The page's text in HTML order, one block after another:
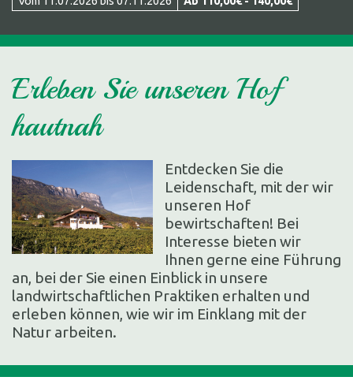
Erleben Sie unseren Hof
hautnah
Entdecken Sie die
Leidenschaft, mit der wir
unseren Hof
bewirtschaften! Bei
Interesse bieten wir
Ihnen gerne eine Führung
an, bei der Sie einen Einblick in unsere
landwirtschaftlichen Praktiken erhalten und
erleben können, wie wir im Einklang mit der
Natur arbeiten.